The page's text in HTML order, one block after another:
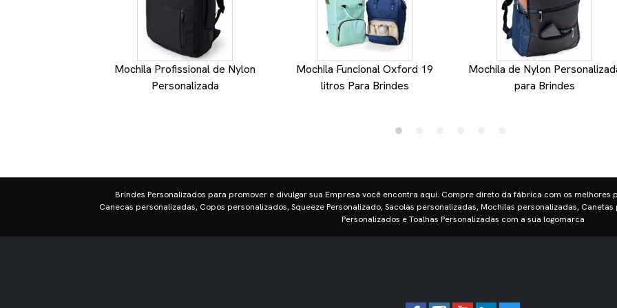
Mochila Profissional de Nylon
Personalizada
Mochila Funcional Oxford 19
litros Para Brindes
Mochila de Nylon
para Brindes
Brindes Personalizados para promover e divulgar sua Empresa você encontra aqui. Compre direto da fábrica com os
Canecas personalizadas, Copos personalizados, Squeeze Personalizado, Sacolas personalizadas, Mochilas personalizadas,
Personalizados e Toalhas Personalizadas com a sua logomarca